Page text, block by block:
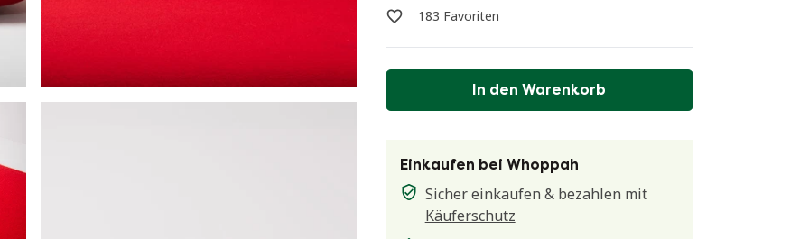
183 Favoriten
In den Warenkorb
Einkaufen bei Whoppah
Sicher einkaufen & bezahlen mit
Käuferschutz